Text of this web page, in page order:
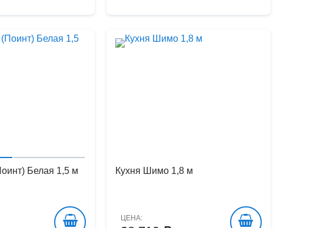
Белая 1,5 м Кухня Шимо 1,8 м
ЦЕНА: